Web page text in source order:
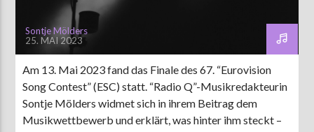
Sontje Mölders
25. MAI 2023
Am 13. Mai 2023 fand das Finale des 67. “Eurovision
Song Contest” (ESC) statt. “Radio Q”-Musikredakteurin
Sontje Mölders widmet sich in ihrem Beitrag dem
Musikwettbewerb und erklärt, was hinter ihm steckt –